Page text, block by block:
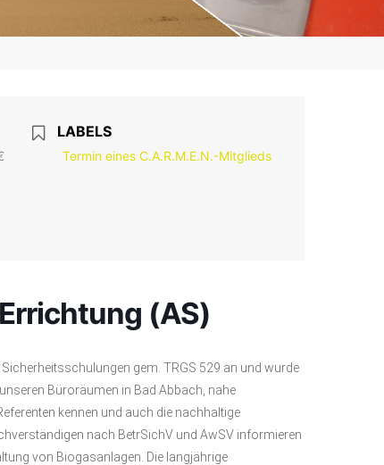
LABELS
Termin eines C.A.R.M.E.N.-Mitglieds
(AS)
gem. TRGS 529 an und wurde
Büroräumen in Bad Abbach, nahe
kennen und auch die nachhaltige
nach BetrSichV und AwSV informieren
von Biogasanlagen. Die langjährige